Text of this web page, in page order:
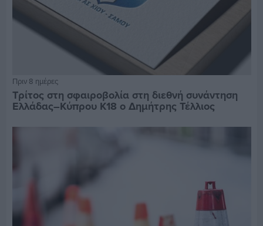
Πριν 8 ημέρες
Τρίτος στη σφαιροβολία στη διεθνή συνάντηση
Ελλάδας–Κύπρου Κ18 ο Δημήτρης Τέλλιος